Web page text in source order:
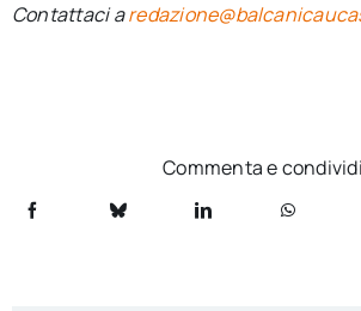
Contattaci a
Commenta e condividi